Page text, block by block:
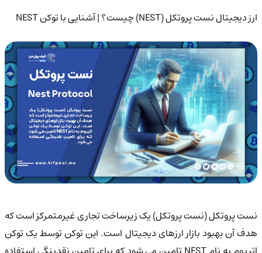
ارز دیجیتال نست پروتکل (NEST) چیست؟ | آشنایی با توکن NEST
نست پروتکل (نست پروتکل) یک زیرساخت تجاری غیرمتمرکز است که
هدف آن بهبود بازار ارزهای دیجیتال است. این توکن توسط یک توکن